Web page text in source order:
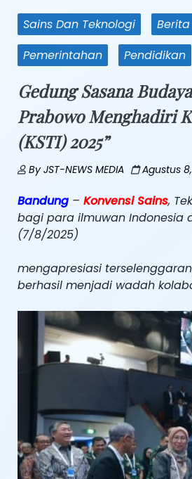
Sains Dan Teknologi
Pemerintahan
Pendidikan
Gedung Sasana
Prabowo Menghadiri
(KSTI) 2025”
ByJST-NEWS MEDIA Agustus
Bandung – Konvensi Sains,
bagi para ilmuwan Indonesia
(7/8/2025)
mengapresiasi
berhasil menjadi wadah